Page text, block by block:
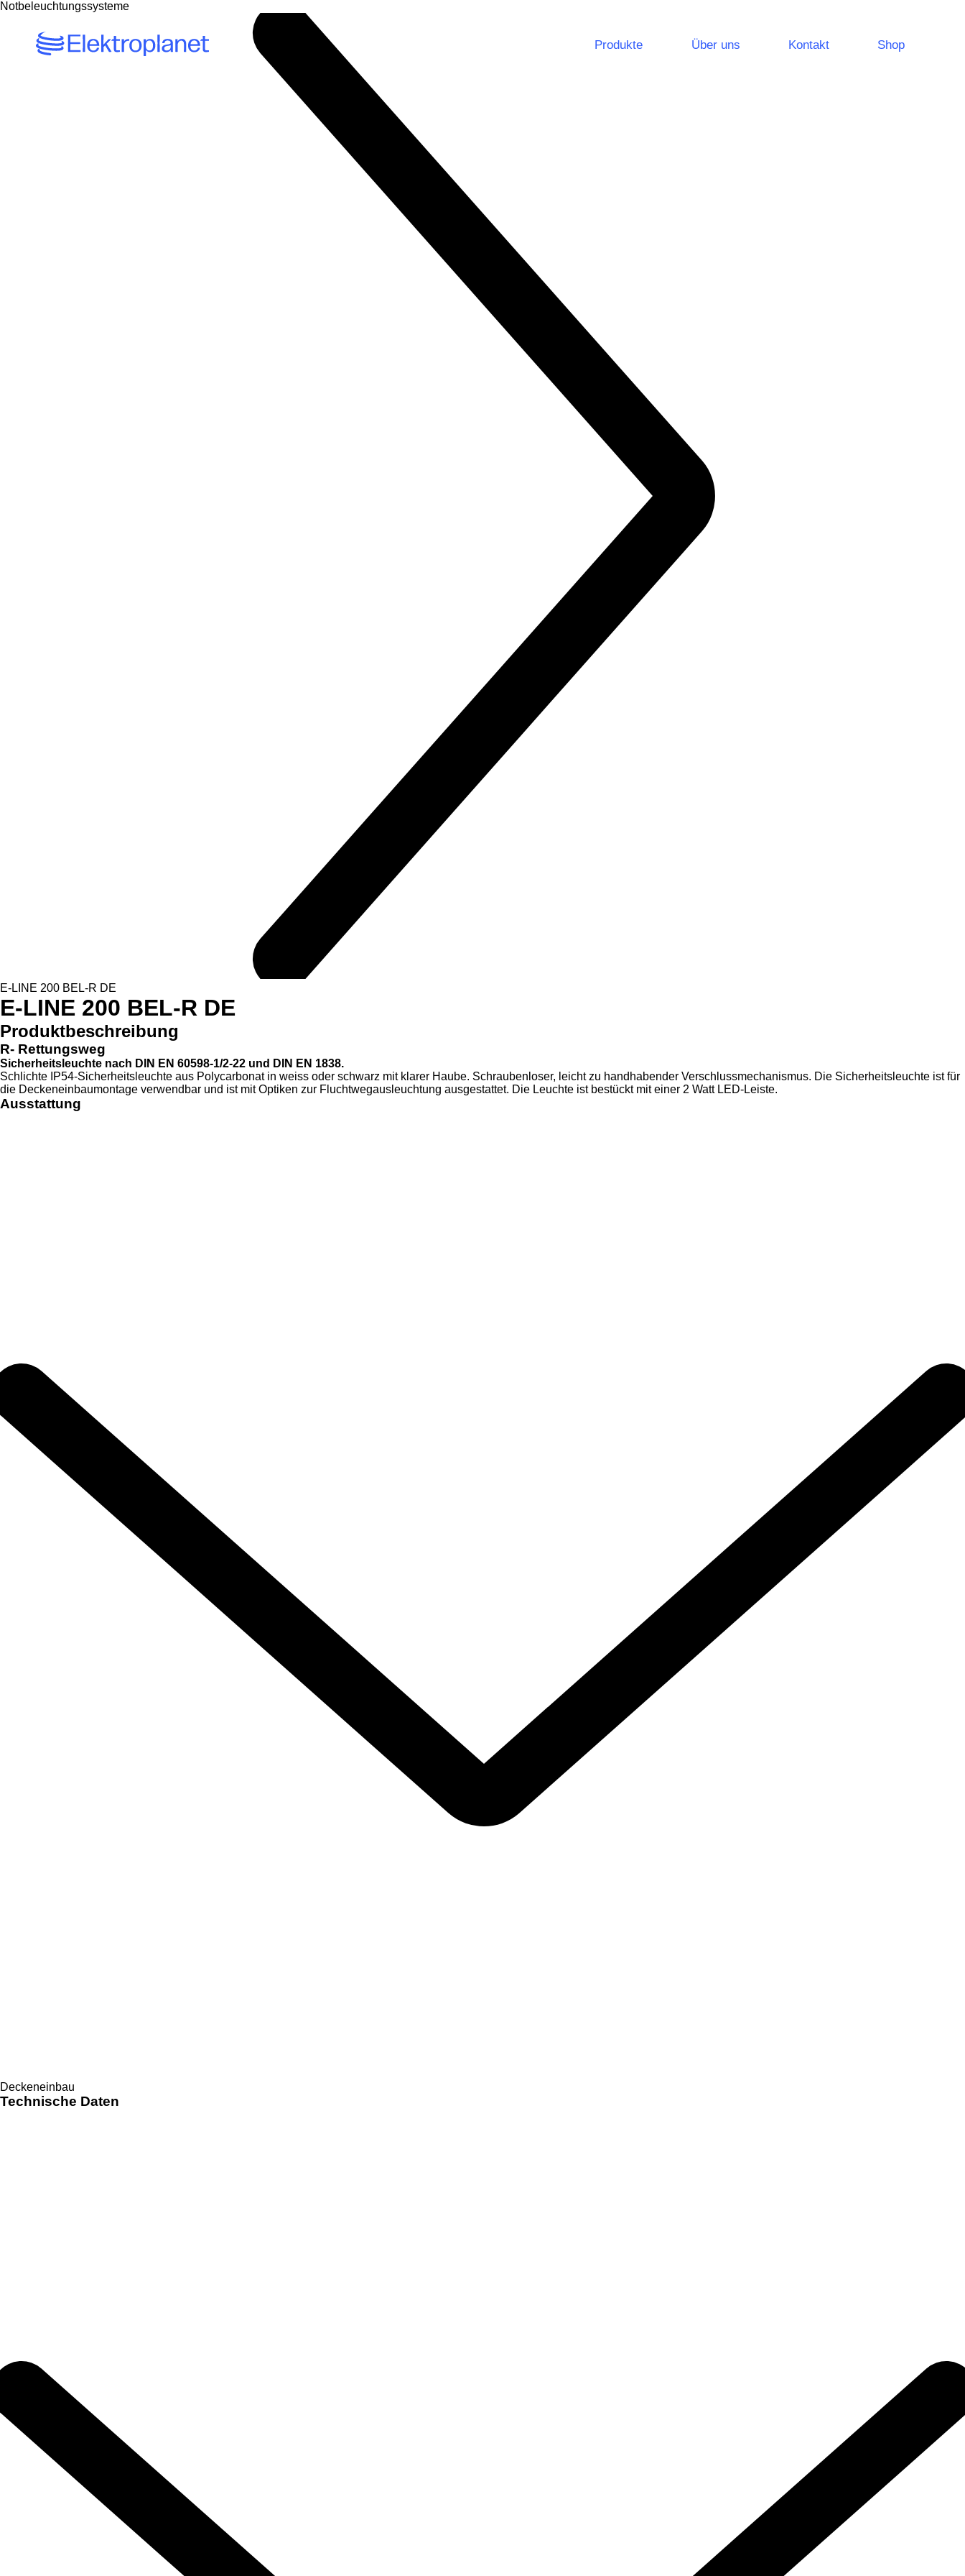
Produkte Über uns Kontakt Shop
Notbeleuchtungssysteme
E-LINE 200 BEL-R DE
E-LINE 200 BEL-R DE
Produktbeschreibung
R- Rettungsweg
Sicherheitsleuchte nach DIN EN 60598-1/2-22 und DIN EN 1838.
Schlichte IP54-Sicherheitsleuchte aus Polycarbonat in weiss oder schwarz mit klarer Haube. Schraubenloser, leicht zu handhabender Verschlussmechanismus. Die Sicherheitsleuchte ist für
die Deckeneinbaumontage verwendbar und ist mit Optiken zur Fluchtwegausleuchtung ausgestattet. Die Leuchte ist bestückt mit einer 2 Watt LED-Leiste.
Ausstattung
Deckeneinbau
Technische Daten